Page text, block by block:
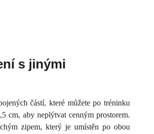
s jinými
částí, které můžete po tréninku
cm, aby neplýtvat cenným prostorem.
zipem, který je umístěn po obou